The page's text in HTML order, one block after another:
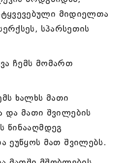
მიდიელთა
სპარსეთის
ჩემს მომართ
ხალხს მათი
და მათი შვილების
წინააღმდეგ
ეუწყოს მათ შვილებს.